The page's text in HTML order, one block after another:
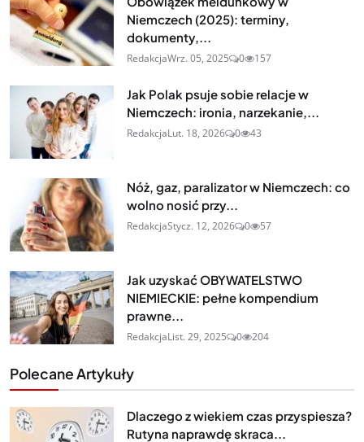
Niemczech (2025): terminy,
dokumenty,...
RedakcjaWrz. 05, 2025 0 157
Jak Polak psuje sobie relacje w
Niemczech: ironia, narzekanie,...
RedakcjaLut. 18, 2026 0 43
Nóż, gaz, paralizator w Niemczech: co
wolno nosić przy...
RedakcjaStycz. 12, 2026 0 57
Jak uzyskać OBYWATELSTWO
NIEMIECKIE: pełne kompendium
prawne...
RedakcjaList. 29, 2025 0 204
Polecane Artykuły
Dlaczego z wiekiem czas przyspiesza?
Rutyna naprawdę skraca...